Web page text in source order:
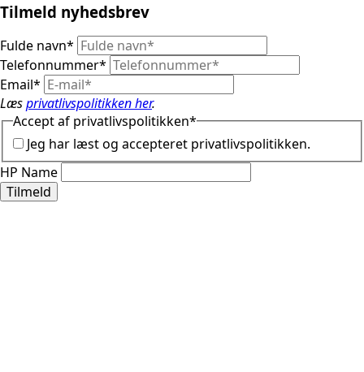
Tilmeld nyhedsbrev
Fulde navn*
Telefonnummer*
Email*
Læsprivatlivspolitikken her.
Accept af privatlivspolitikken*
Jeg har læst og accepteret privatlivspolitikken.
HP Name
Tilmeld